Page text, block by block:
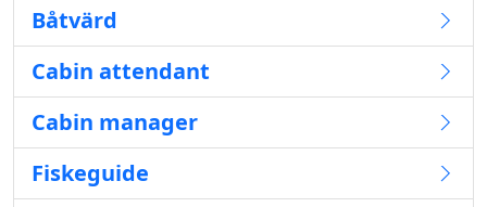
Båtvärd
Cabin attendant
Cabin manager
Fiskeguide